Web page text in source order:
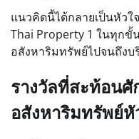
แนวคิดนี้ได้กลายเป็นหัว
Thai Property 1 ในทุกขั้
อสังหาริมทรัพย์ไปจนถึงบ
รางวัลที่สะท้อน
อสังหาริมทรัพย์